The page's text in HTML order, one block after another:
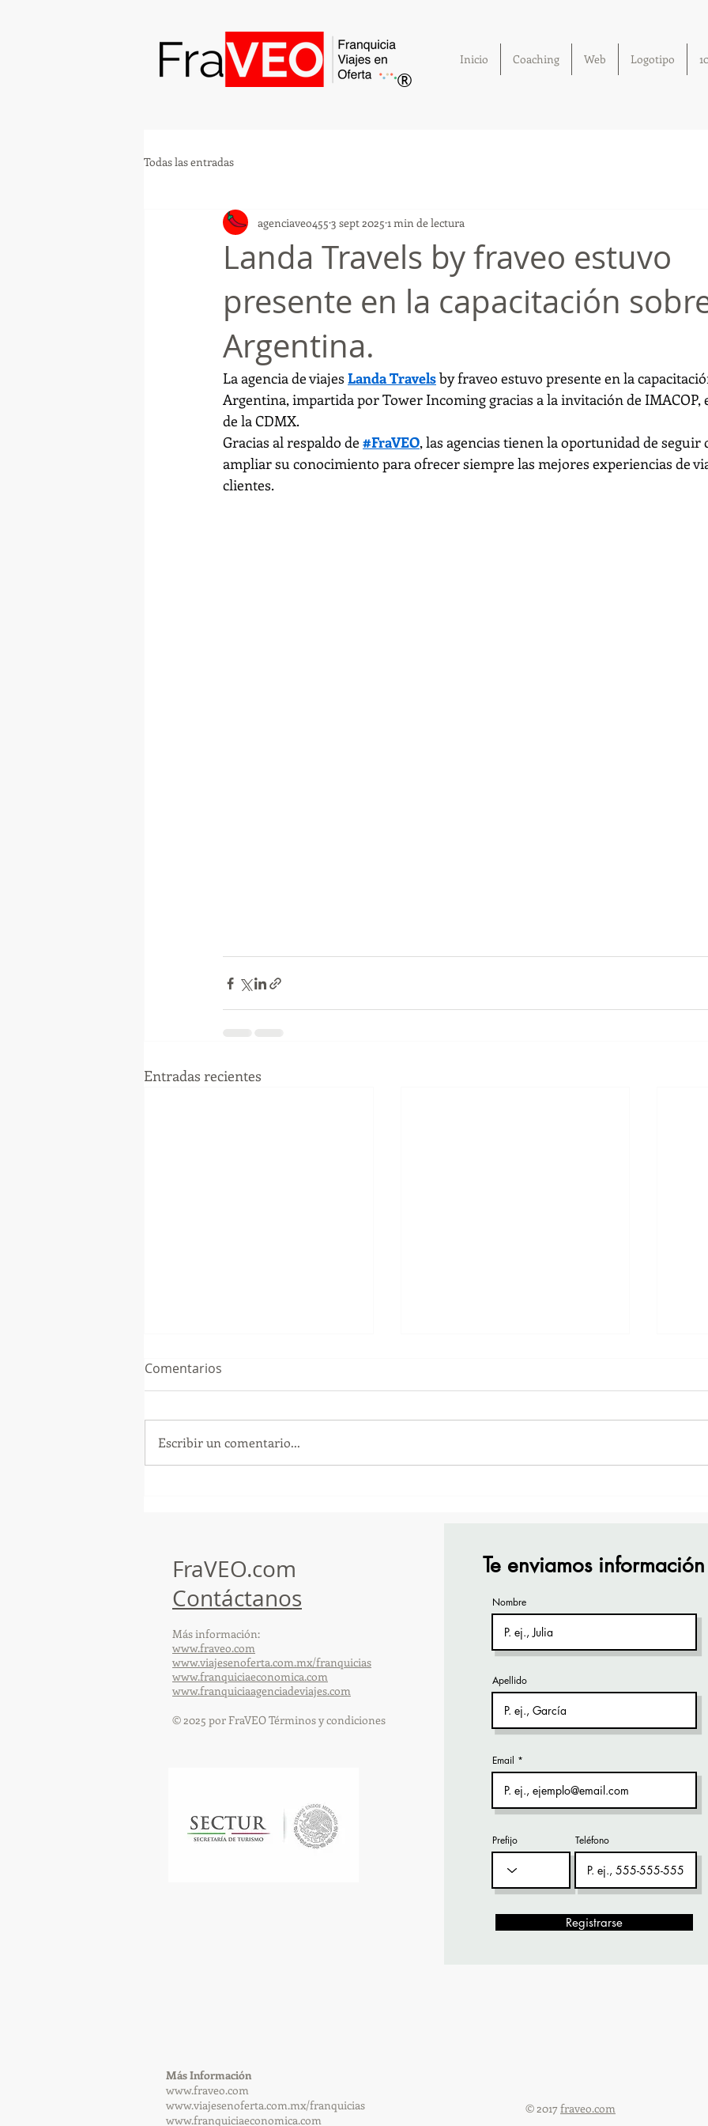
®
Inicio Coaching Web Logotipo
Todas las entradas
Landa Travels by fraveo estuvo
presente en la capacitación
Argentina.
agenciaveo455 3 sept 2025 1 min de lectura
La agencia de viajes Landa Travels by fraveo estuvo presente en la
Argentina, impartida por Tower Incoming gracias a la invitación de IMACOP,
de la CDMX.
Gracias al respaldo de #FraVEO, las agencias tienen la oportunidad de seguir
ampliar su conocimiento para ofrecer siempre las mejores experiencias de
clientes.
Entradas recientes
Comentarios
Escribir un comentario...
FraVEO.com
Contáctanos
Más información:
www.fraveo.com
www.viajesenoferta.com.mx/franquicias
www.franquiciaeconomica.com
www.franquiciaagenciadeviajes.com
© 2025 por FraVEO Términos y condiciones
Te enviamos información
Nombre
Apellido
Email
Prefijo Teléfono
Registrarse
​Más Información
www.fraveo.com
www.viajesenoferta.com.mx/franquicias
www.franquiciaeconomica.com
© 2017 fraveo.com